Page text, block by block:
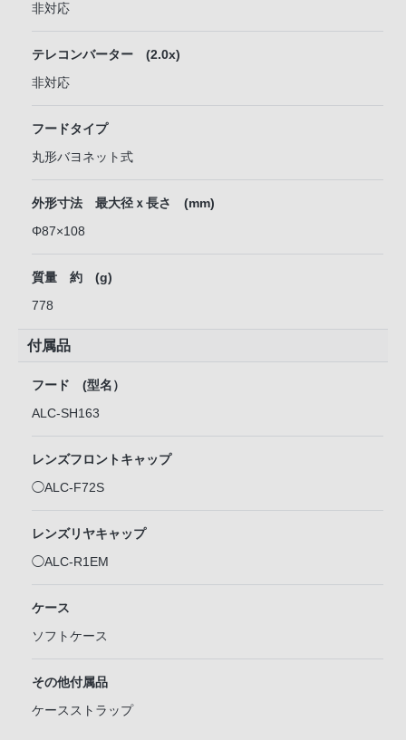
非対応
テレコンバーター (2.0x)
非対応
フードタイプ
丸形バヨネット式
外形寸法 最大径ｘ長さ (mm)
Φ87×108
質量 約 (g)
778
付属品
フード (型名）
ALC-SH163
レンズフロントキャップ
◯ALC-F72S
レンズリヤキャップ
◯ALC-R1EM
ケース
ソフトケース
その他付属品
ケースストラップ